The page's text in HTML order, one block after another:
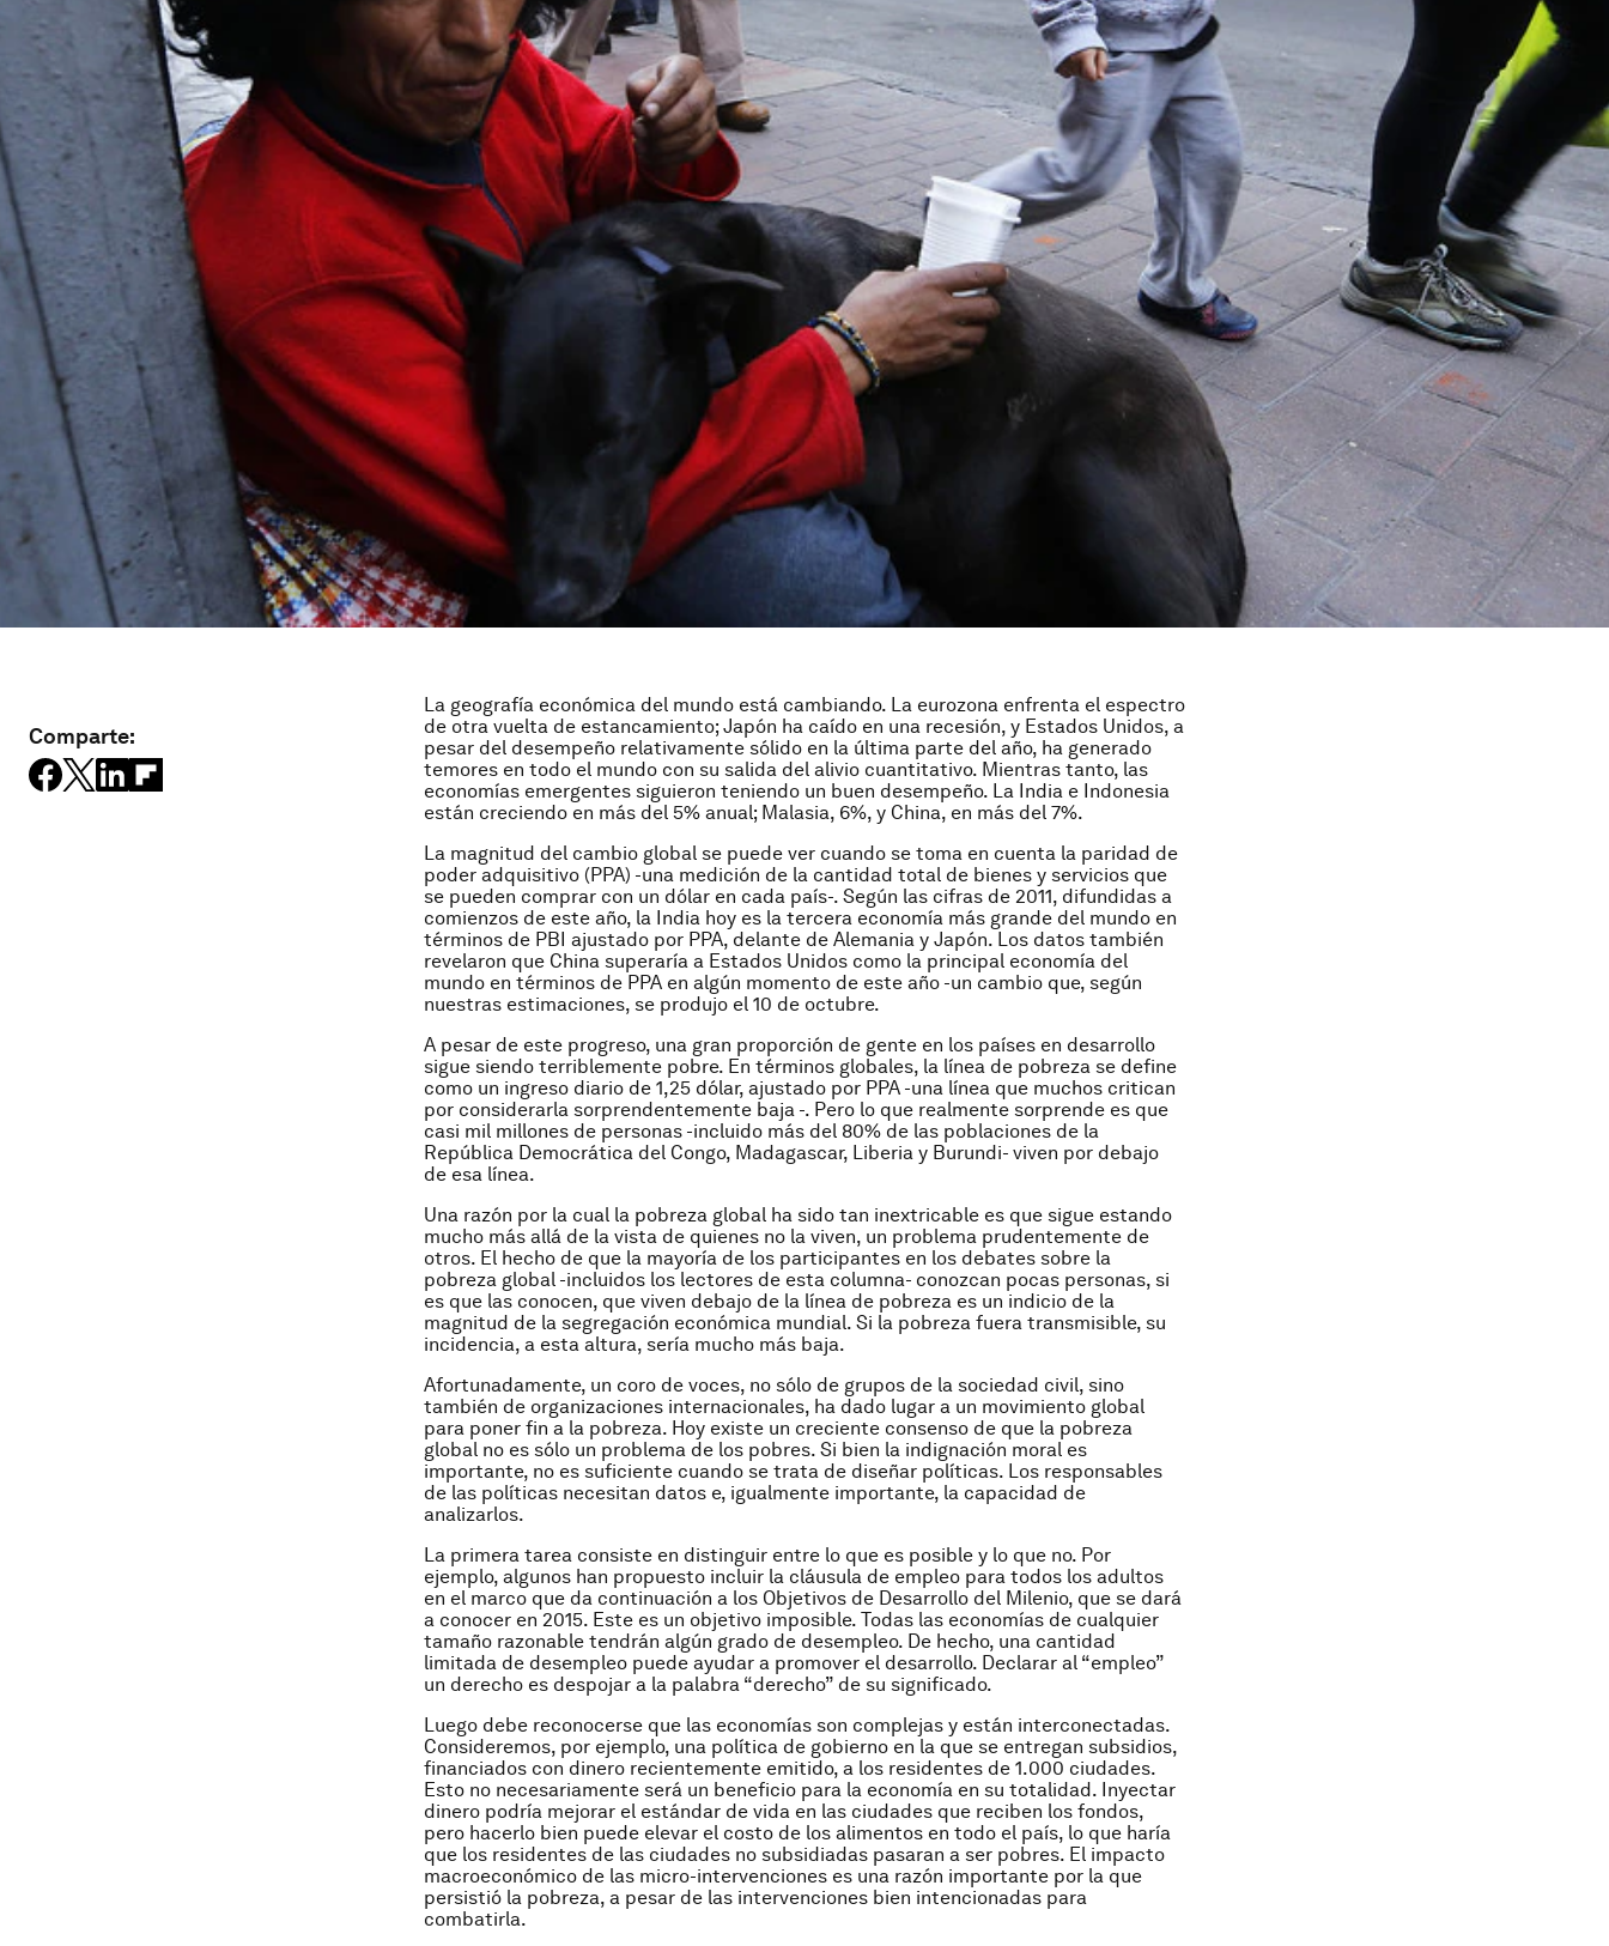
Comparte:
La geografía económica del mundo está cambiando. La eurozona enfrenta el espectro
de otra vuelta de estancamiento; Japón ha caído en una recesión, y Estados Unidos, a
pesar del desempeño relativamente sólido en la última parte del año, ha generado
temores en todo el mundo con su salida del alivio cuantitativo. Mientras tanto, las
economías emergentes siguieron teniendo un buen desempeño. La India e Indonesia
están creciendo en más del 5% anual; Malasia, 6%, y China, en más del 7%.
La magnitud del cambio global se puede ver cuando se toma en cuenta la paridad de
poder adquisitivo (PPA) -una medición de la cantidad total de bienes y servicios que
se pueden comprar con un dólar en cada país-. Según las cifras de 2011, difundidas a
comienzos de este año, la India hoy es la tercera economía más grande del mundo en
términos de PBI ajustado por PPA, delante de Alemania y Japón. Los datos también
revelaron que China superaría a Estados Unidos como la principal economía del
mundo en términos de PPA en algún momento de este año -un cambio que, según
nuestras estimaciones, se produjo el 10 de octubre.
A pesar de este progreso, una gran proporción de gente en los países en desarrollo
sigue siendo terriblemente pobre. En términos globales, la línea de pobreza se define
como un ingreso diario de 1,25 dólar, ajustado por PPA -una línea que muchos critican
por considerarla sorprendentemente baja -. Pero lo que realmente sorprende es que
casi mil millones de personas -incluido más del 80% de las poblaciones de la
República Democrática del Congo, Madagascar, Liberia y Burundi- viven por debajo
de esa línea.
Una razón por la cual la pobreza global ha sido tan inextricable es que sigue estando
mucho más allá de la vista de quienes no la viven, un problema prudentemente de
otros. El hecho de que la mayoría de los participantes en los debates sobre la
pobreza global -incluidos los lectores de esta columna- conozcan pocas personas, si
es que las conocen, que viven debajo de la línea de pobreza es un indicio de la
magnitud de la segregación económica mundial. Si la pobreza fuera transmisible, su
incidencia, a esta altura, sería mucho más baja.
Afortunadamente, un coro de voces, no sólo de grupos de la sociedad civil, sino
también de organizaciones internacionales, ha dado lugar a un movimiento global
para poner fin a la pobreza. Hoy existe un creciente consenso de que la pobreza
global no es sólo un problema de los pobres. Si bien la indignación moral es
importante, no es suficiente cuando se trata de diseñar políticas. Los responsables
de las políticas necesitan datos e, igualmente importante, la capacidad de
analizarlos.
La primera tarea consiste en distinguir entre lo que es posible y lo que no. Por
ejemplo, algunos han propuesto incluir la cláusula de empleo para todos los adultos
en el marco que da continuación a los Objetivos de Desarrollo del Milenio, que se dará
a conocer en 2015. Este es un objetivo imposible. Todas las economías de cualquier
tamaño razonable tendrán algún grado de desempleo. De hecho, una cantidad
limitada de desempleo puede ayudar a promover el desarrollo. Declarar al “empleo”
un derecho es despojar a la palabra “derecho” de su significado.
Luego debe reconocerse que las economías son complejas y están interconectadas.
Consideremos, por ejemplo, una política de gobierno en la que se entregan subsidios,
financiados con dinero recientemente emitido, a los residentes de 1.000 ciudades.
Esto no necesariamente será un beneficio para la economía en su totalidad. Inyectar
dinero podría mejorar el estándar de vida en las ciudades que reciben los fondos,
pero hacerlo bien puede elevar el costo de los alimentos en todo el país, lo que haría
que los residentes de las ciudades no subsidiadas pasaran a ser pobres. El impacto
macroeconómico de las micro-intervenciones es una razón importante por la que
persistió la pobreza, a pesar de las intervenciones bien intencionadas para
combatirla.